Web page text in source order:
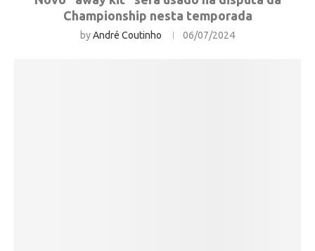
Championship nesta temporada
byAndré Coutinho 06/07/2024